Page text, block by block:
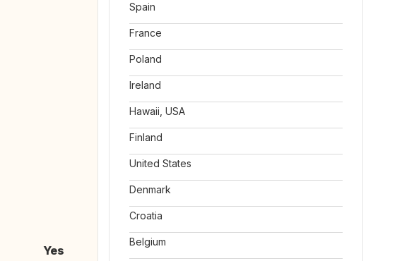
Yes
Spain
France
Poland
Ireland
Hawaii, USA
Finland
United States
Denmark
Croatia
Belgium